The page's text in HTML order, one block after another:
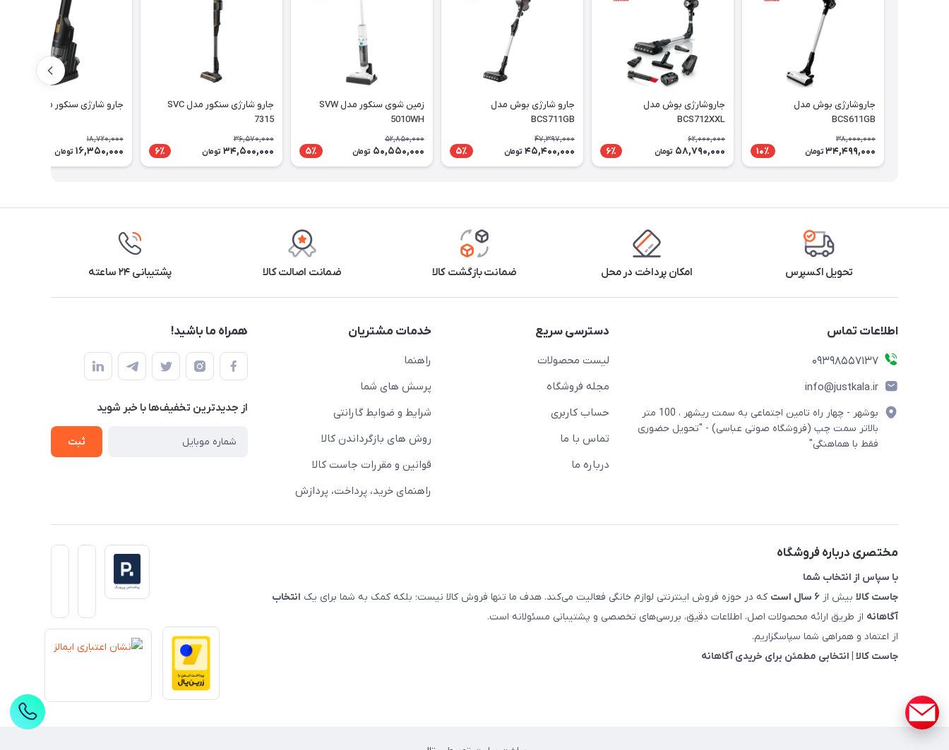
جاروشارژی بوش مدل
BCS611GB
38,000,000
34,499,000 تومان 10٪
جاروشارژی بوش مدل
BCS712XXL
62,000,000
58,790,000 تومان 6٪
جارو شارژی بوش مدل
BCS711GB
47,397,000
45,400,000 تومان 5٪
زمین شوی سنکور مدل SVW
5010WH
52,850,000
50,550,000 تومان 5٪
جارو شارژی سنکور مدل SVC
7315
36,570,000
34,500,000 تومان 6٪
جارو شارژی سنکور مدل SVC 308
18,720,000
16,350,000 تومان
تحویل اکسپرس امکان پرداخت در محل ضمانت بازگشت کالا ضمانت اصالت کالا پشتیبانی ۲۴ ساعته
اطلاعات تماس
09398557137
info@justkala.ir
بوشهر - چهار راه تامین اجتماعی به سمت ریشهر ، 100 متر
بالاتر سمت چپ (فروشگاه صوتی عباسی) - "تحویل حضوری
فقط با هماهنگی"
دسترسی سریع
لیست محصولات
مجله فروشگاه
حساب کاربری
تماس با ما
درباره ما
خدمات مشتریان
راهنما
پرسش های شما
شرایط و ضوابط گارانتی
روش های بازگرداندن کالا
قوانین و مقررات جاست کالا
راهنمای خرید، پرداخت، پردازش
همراه ما باشید!
از جدید‌ترین تخفیف‌ها با‌ خبر شوید
ثبت
مختصری درباره فروشگاه
با سپاس از انتخاب شما
جاست کالا بیش از ۶ سال است که در حوزه فروش اینترنتی لوازم خانگی فعالیت می‌کند. هدف ما تنها فروش کالا نیست؛ بلکه کمک به شما برای یک انتخاب
آگاهانه از طریق ارائه محصولات اصل، اطلاعات دقیق، بررسی‌های تخصصی و پشتیبانی مسئولانه است.
از اعتماد و همراهی شما سپاسگزاریم.
جاست کالا | انتخابی مطمئن برای خریدی آگاهانه